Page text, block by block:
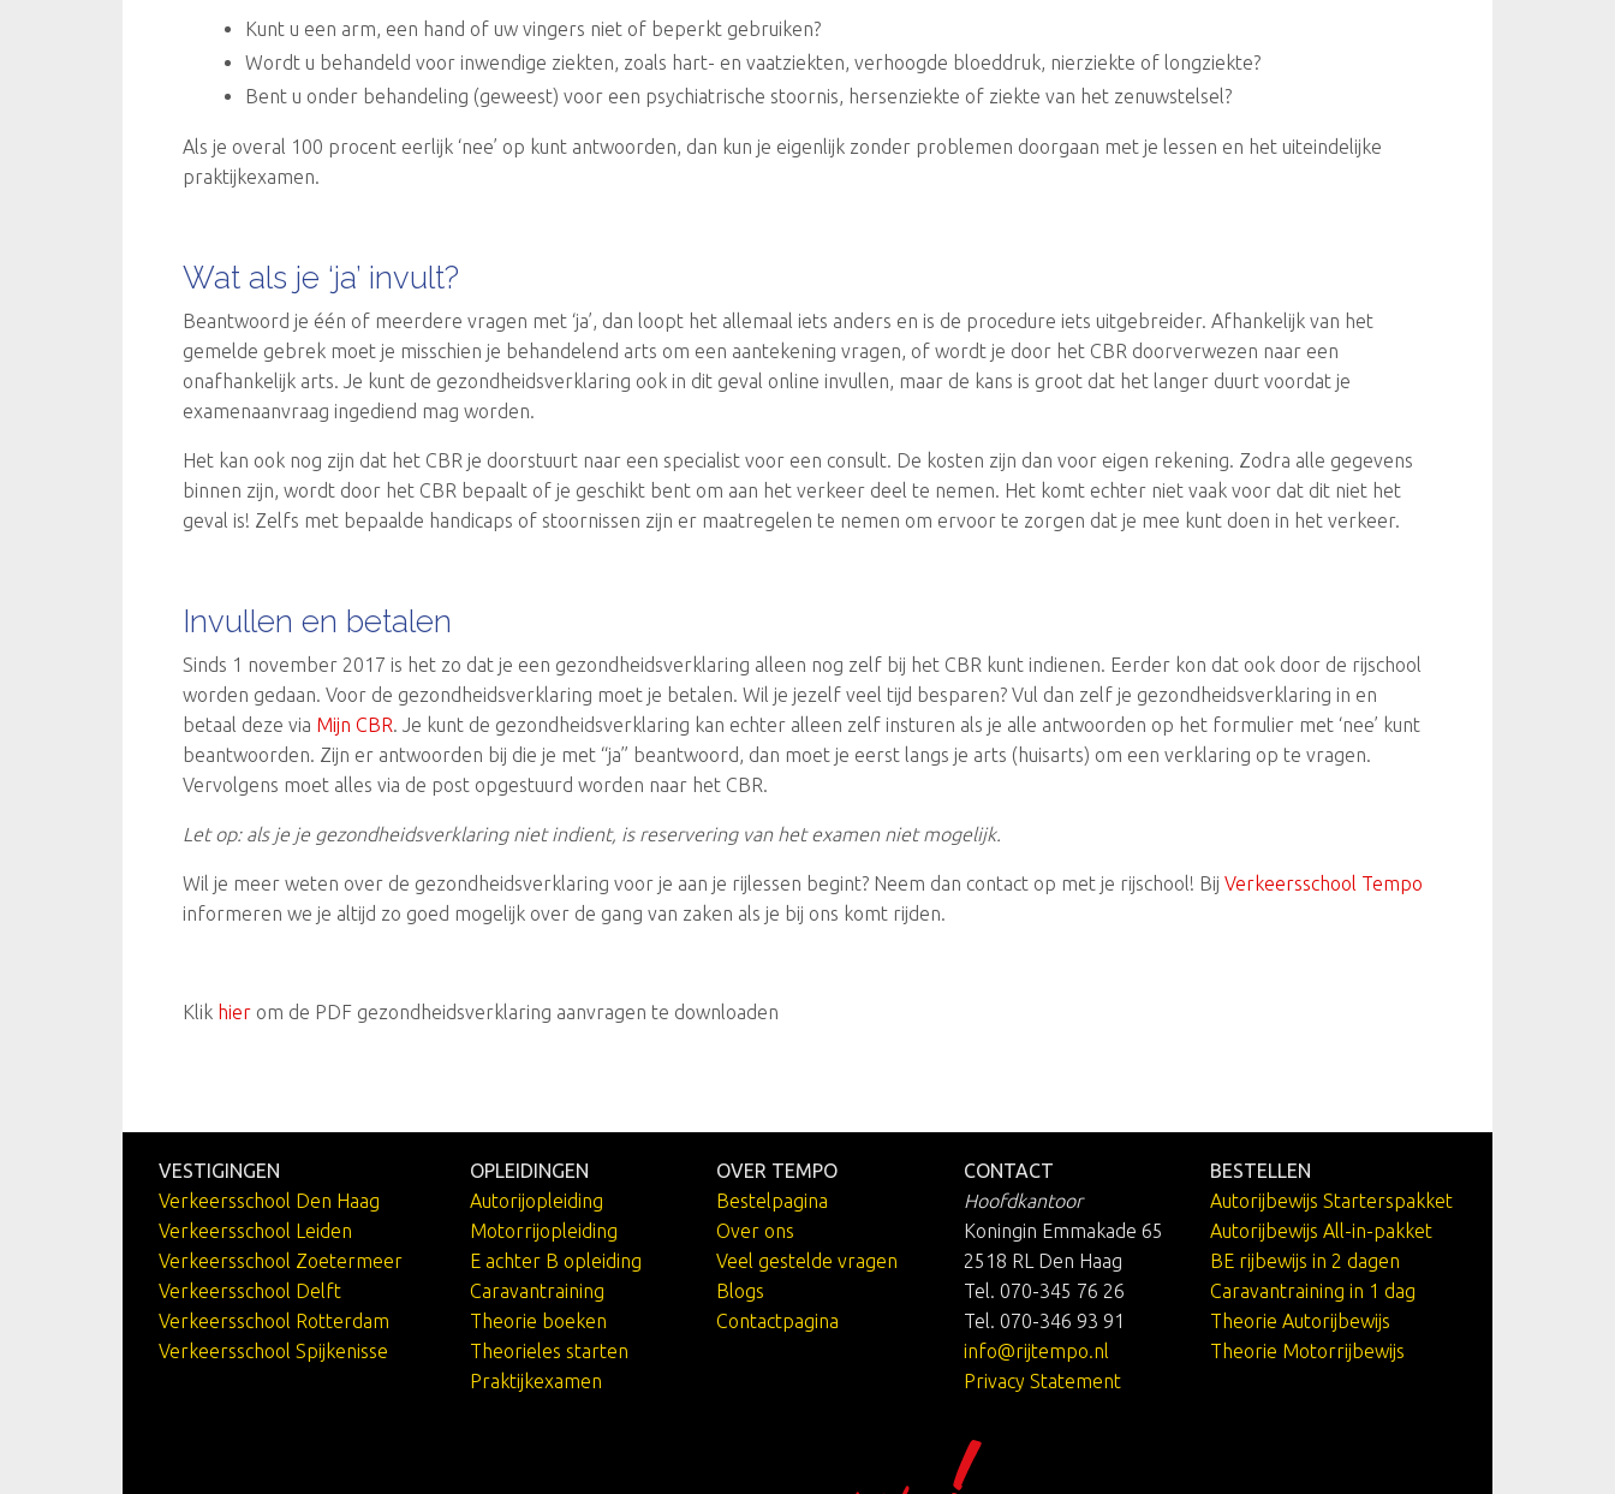
Kunt u een arm, een hand of uw vingers niet of beperkt gebruiken?
Wordt u behandeld voor inwendige ziekten, zoals hart- en vaatziekten, verhoogde bloeddruk, nierziekte of longziekte?
Bent u onder behandeling (geweest) voor een psychiatrische stoornis, hersenziekte of ziekte van het zenuwstelsel?
Als je overal 100 procent eerlijk ‘nee’ op kunt antwoorden, dan kun je eigenlijk zonder problemen doorgaan met je lessen en het uiteindelijke
praktijkexamen.
Wat als je ‘ja’ invult?
Beantwoord je één of meerdere vragen met ‘ja’, dan loopt het allemaal iets anders en is de procedure iets uitgebreider. Afhankelijk van het
gemelde gebrek moet je misschien je behandelend arts om een aantekening vragen, of wordt je door het CBR doorverwezen naar een
onafhankelijk arts. Je kunt de gezondheidsverklaring ook in dit geval online invullen, maar de kans is groot dat het langer duurt voordat je
examenaanvraag ingediend mag worden.
Het kan ook nog zijn dat het CBR je doorstuurt naar een specialist voor een consult. De kosten zijn dan voor eigen rekening. Zodra alle gegevens
binnen zijn, wordt door het CBR bepaalt of je geschikt bent om aan het verkeer deel te nemen. Het komt echter niet vaak voor dat dit niet het
geval is! Zelfs met bepaalde handicaps of stoornissen zijn er maatregelen te nemen om ervoor te zorgen dat je mee kunt doen in het verkeer.
Invullen en betalen
Sinds 1 november 2017 is het zo dat je een gezondheidsverklaring alleen nog zelf bij het CBR kunt indienen. Eerder kon dat ook door de rijschool
worden gedaan. Voor de gezondheidsverklaring moet je betalen. Wil je jezelf veel tijd besparen? Vul dan zelf je gezondheidsverklaring in en
betaal deze via Mijn CBR. Je kunt de gezondheidsverklaring kan echter alleen zelf insturen als je alle antwoorden op het formulier met ‘nee’ kunt
beantwoorden. Zijn er antwoorden bij die je met “ja” beantwoord, dan moet je eerst langs je arts (huisarts) om een verklaring op te vragen.
Vervolgens moet alles via de post opgestuurd worden naar het CBR.
Let op: als je je gezondheidsverklaring niet indient, is reservering van het examen niet mogelijk.
Wil je meer weten over de gezondheidsverklaring voor je aan je rijlessen begint? Neem dan contact op met je rijschool! Bij Verkeersschool Tempo
informeren we je altijd zo goed mogelijk over de gang van zaken als je bij ons komt rijden.
Klik hier om de PDF gezondheidsverklaring aanvragen te downloaden
VESTIGINGEN
Verkeersschool Den Haag
Verkeersschool Leiden
Verkeersschool Zoetermeer
Verkeersschool Delft
Verkeersschool Rotterdam
Verkeersschool Spijkenisse
OPLEIDINGEN
Autorijopleiding
Motorrijopleiding
E achter B opleiding
Caravantraining
Theorie boeken
Theorieles starten
Praktijkexamen
OVER TEMPO
Bestelpagina
Over ons
Veel gestelde vragen
Blogs
Contactpagina
CONTACT
Hoofdkantoor
Koningin Emmakade 65
2518 RL Den Haag
Tel. 070-345 76 26
Tel. 070-346 93 91
info@rijtempo.nl
Privacy Statement
BESTELLEN
Autorijbewijs Starterspakket
Autorijbewijs All-in-pakket
BE rijbewijs in 2 dagen
Caravantraining in 1 dag
Theorie Autorijbewijs
Theorie Motorrijbewijs